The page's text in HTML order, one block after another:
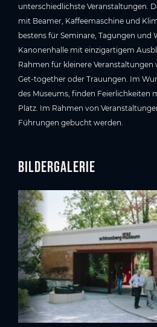
unterschiedlichste Veranstaltungen.
mit Beamer, Kaffeemaschine und
bestens für Seminare, Tagungen und
Kanonenhalle mit einzigartigem
Rahmen für kleinere Veranstaltungen
Get-together oder Trauungen. Im
des Museums, finden Feierlichkeiten
Platz. Im Rahmen von
Führungen gebucht werden.
Bildergalerie